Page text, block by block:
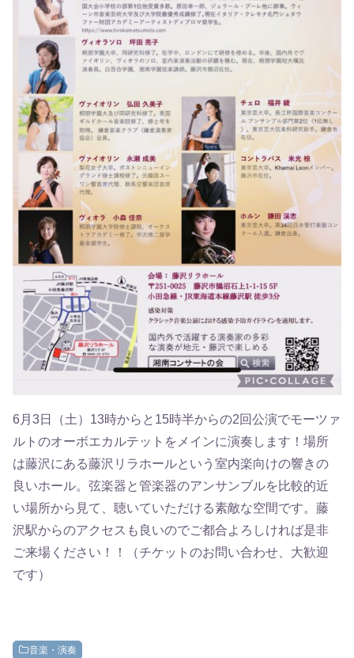
6月3日（土）13時からと15時半からの2回公演でモーツァ
ルトのオーボエカルテットをメインに演奏します！場所
は藤沢にある藤沢リラホールという室内楽向けの響きの
良いホール。弦楽器と管楽器のアンサンブルを比較的近
い場所から見て、聴いていただける素敵な空間です。藤
沢駅からのアクセスも良いのでご都合よろしければ是非
ご来場ください！！（チケットのお問い合わせ、大歓迎
です）
音楽・演奏